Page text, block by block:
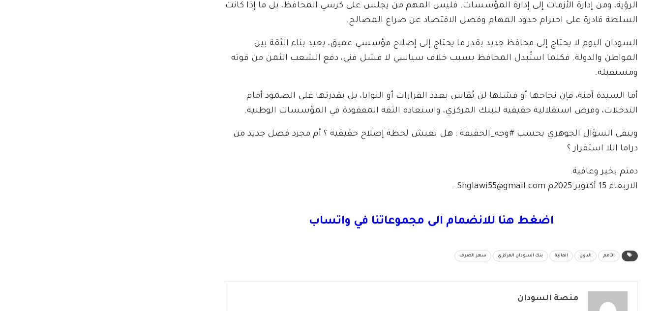
الرؤية، ومن إدارة الأزمات إلى إدارة المؤسسات. فليس المهم من يجلس على كرسي المحافظ، بل ما إذا كانت
السلطة قادرة على احترام حدود المهام وفصل الاقتصاد عن صراع المصالح.
السودان اليوم لا يحتاج إلى محافظ جديد بقدر ما يحتاج إلى إصلاح مؤسسي عميق، يعيد بناء الثقة بين
المواطن والدولة. فكلما استُبدل المحافظ بسبب خلاف سياسي لا فشل فني، دفع الشعب الثمن من قوته
ومستقبله.
أما السيدة آمنة، فإن نجاحها أو فشلها لن يُقاس بعدد القرارات أو النوايا، بل بقدرتها على الصمود أمام
التدخلات، وفرض استقلالية حقيقية للبنك المركزي، واستعادة الثقة المفقودة في المؤسسات الوطنية.
ويبقى السؤال الجوهري بحسب #وجه_الحقيقة : هل نعيش لحظة إصلاح حقيقية ؟ أم مجرد فصل جديد من
دراما اللا استقرار ؟
دمتم بخير وعافية.
الاربعاء 15 أكتوبر 2025م
Shglawi55@gmail.com
.
اضغط هنا للانضمام الى مجموعاتنا في واتساب
الأمم الدول المالية بنك السودان المركزي سعر الصرف
منصة السودان